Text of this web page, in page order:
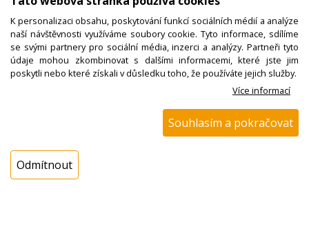
K personalizaci obsahu, poskytování funkcí sociálních médií a analýze
naší návštěvnosti využíváme soubory cookie. Tyto informace, sdílíme
se svými partnery pro sociální média, inzerci a analýzy. Partneři tyto
údaje mohou zkombinovat s dalšími informacemi, které jste jim
poskytli nebo které získali v důsledku toho, že používáte jejich služby.
Více informací
Souhlasím a pokračovat
Odmítnout
N03000203900
Uhlíky Dewalt 2ks, 6,4